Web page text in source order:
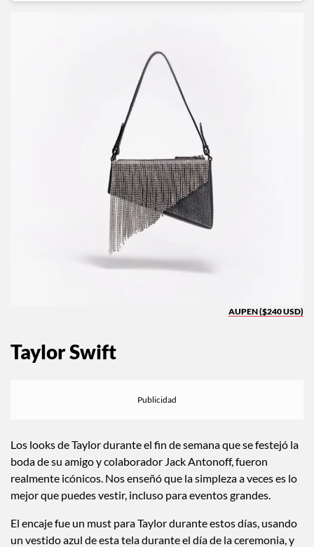
AUPEN ($240 USD)
Taylor Swift
Los looks de Taylor durante el fin de semana que se festejó la
boda de su amigo y colaborador Jack Antonoff, fueron
realmente icónicos. Nos enseñó que la simpleza a veces es lo
mejor que puedes vestir, incluso para eventos grandes.
El encaje fue un must para Taylor durante estos días, usando
un vestido azul de esta tela durante el día de la ceremonia, y